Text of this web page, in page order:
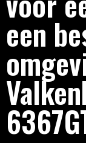
een